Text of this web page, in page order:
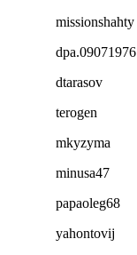
missionshahty
dpa.09071976
dtarasov
terogen
mkyzyma
minusa47
papaoleg68
yahontovij